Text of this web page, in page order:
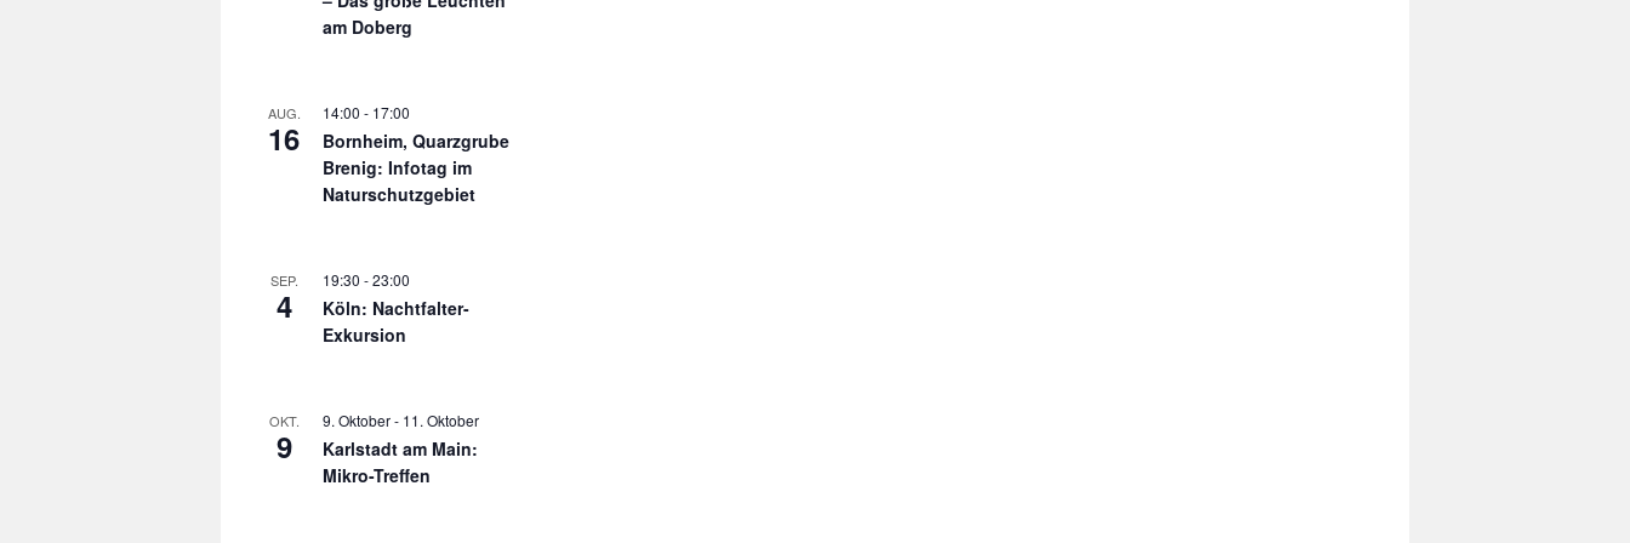
am Doberg
AUG.
16
14:00 - 17:00
Bornheim, Quarzgrube
Brenig: Infotag im
Naturschutzgebiet
SEP.
4
19:30 -23:00
Köln: Nachtfalter-
Exkursion
OKT.
9
9. Oktober- 11. Oktober
Karlstadt am Main:
Mikro-Treffen